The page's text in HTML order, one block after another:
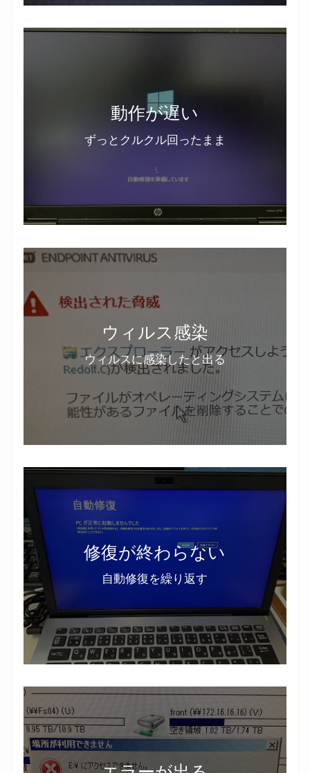
動作が遅い
ずっとクルクル回ったまま
ウィルス感染
ウィルスに感染したと出る
修復が終わらない
自動修復を繰り返す